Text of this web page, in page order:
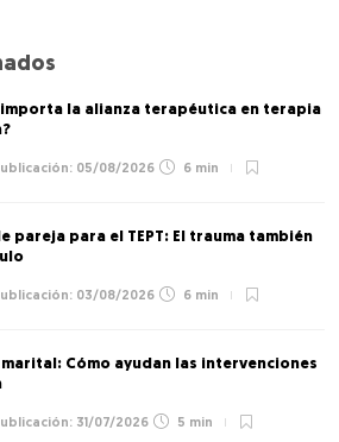
importa la alianza terapéutica en terapia
05/08/2026 6 min
pareja para el TEPT: El trauma también
03/08/2026 6 min
Cómo ayudan las intervenciones
31/07/2026 5 min